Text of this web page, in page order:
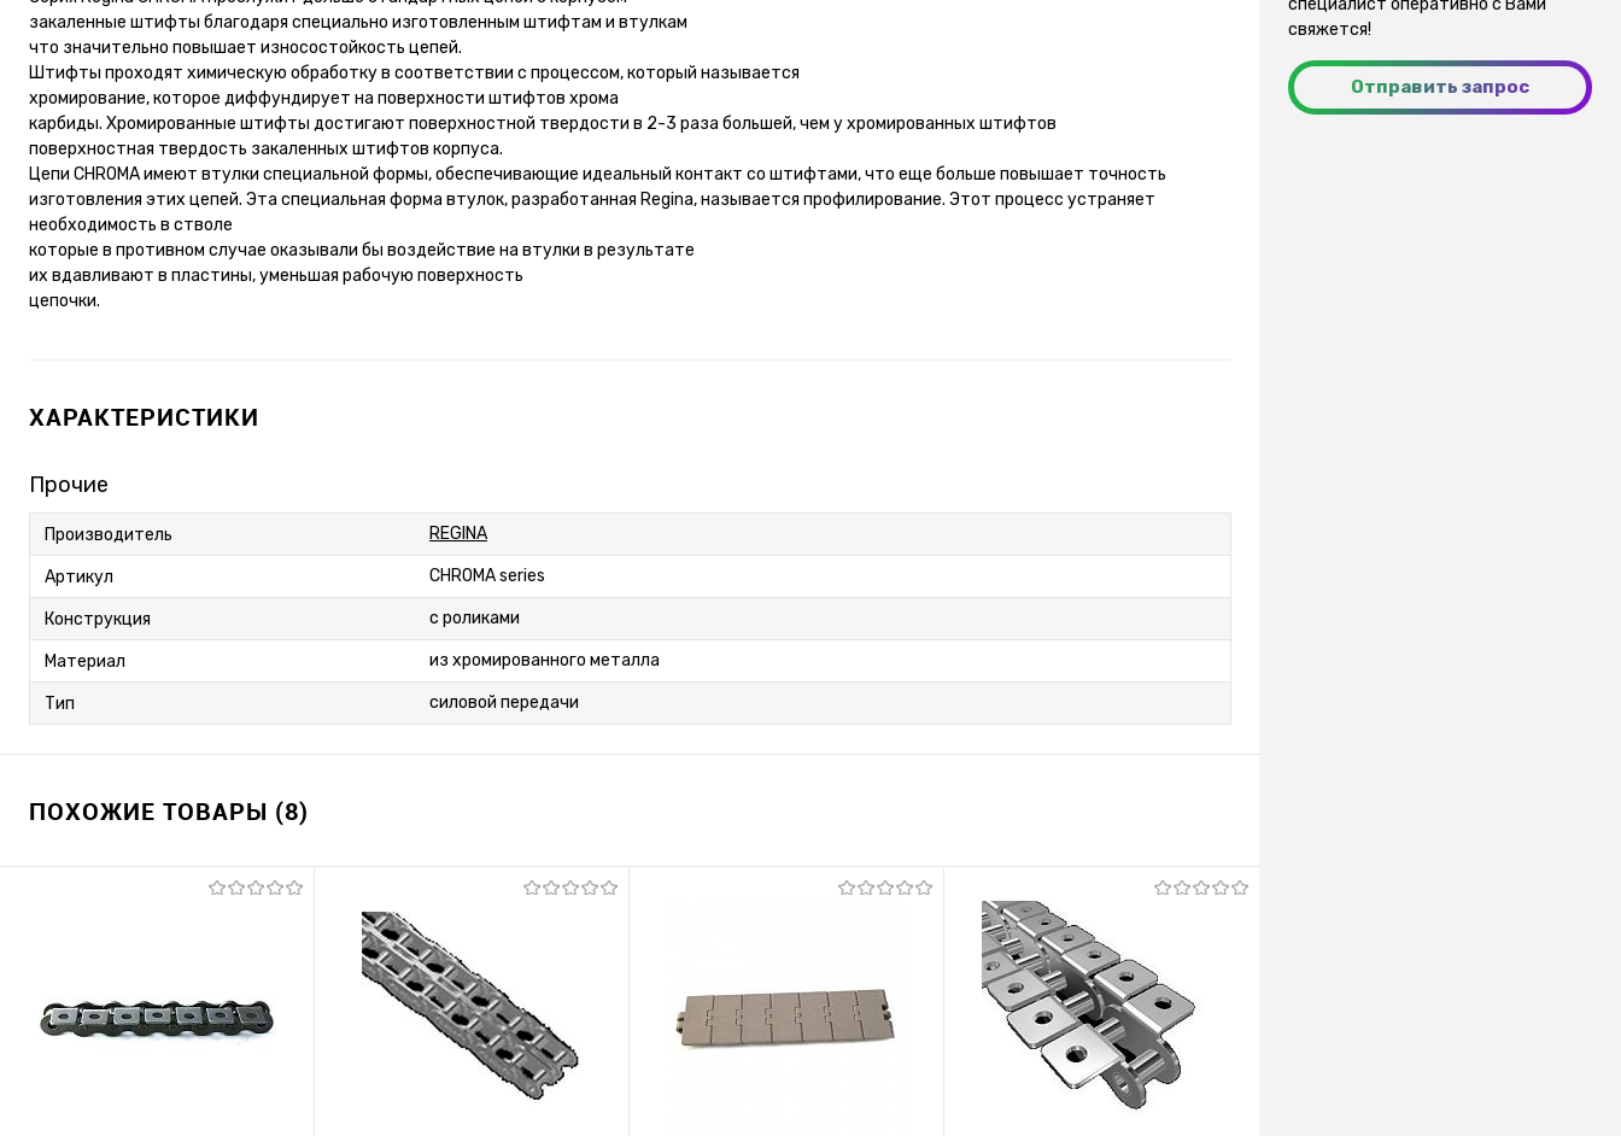
закаленные штифты благодаря специально изготовленным штифтам и втулкам
что значительно повышает износостойкость цепей.
Штифты проходят химическую обработку в соответствии с процессом, который называется
хромирование, которое диффундирует на поверхности штифтов хрома
карбиды. Хромированные штифты достигают поверхностной твердости в 2-3 раза большей, чем у хромированных штифтов
поверхностная твердость закаленных штифтов корпуса.
Цепи CHROMA имеют втулки специальной формы, обеспечивающие идеальный контакт со штифтами, что еще больше повышает точность
изготовления этих цепей. Эта специальная форма втулок, разработанная Regina, называется профилирование. Этот процесс устраняет
необходимость в стволе
которые в противном случае оказывали бы воздействие на втулки в результате
их вдавливают в пластины, уменьшая рабочую поверхность
цепочки.
ХАРАКТЕРИСТИКИ
Прочие
Производитель REGINA
Артикул CHROMA series
Конструкция с роликами
Материал из хромированного металла
Тип силовой передачи
ПОХОЖИЕ ТОВАРЫ (8)
свяжется!
Отправить запрос